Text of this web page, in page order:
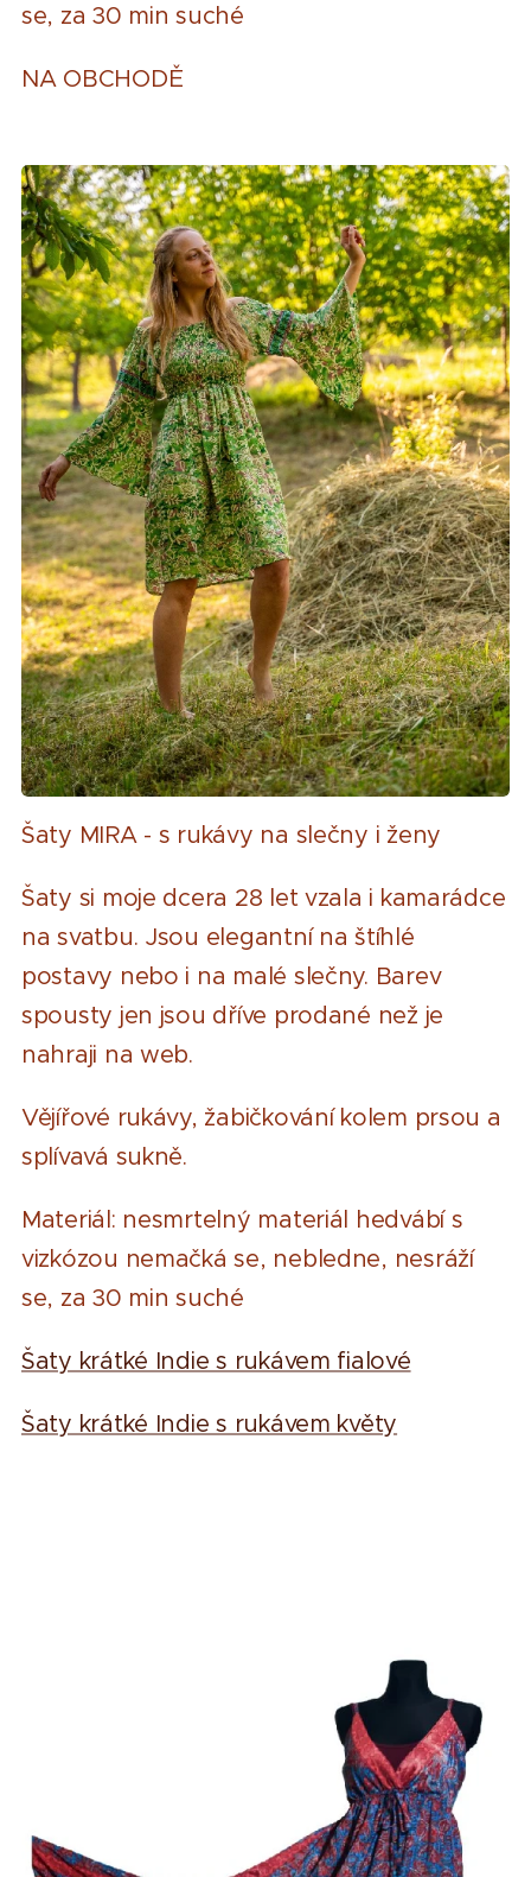
se, za 30 min suché
NA OBCHODĚ
Šaty MIRA - s rukávy na slečny i ženy
Šaty si moje dcera 28 let vzala i kamarádce
na svatbu. Jsou elegantní na štíhlé
postavy nebo i na malé slečny. Barev
spousty jen jsou dříve prodané než je
nahraji na web.
Vějířové rukávy, žabičkování kolem prsou a
splívavá sukně.
Materiál: nesmrtelný materiál hedvábí s
vizkózou nemačká se, nebledne, nesráží
se, za 30 min suché
Šaty krátké Indie s rukávem fialové
Šaty krátké Indie s rukávem květy